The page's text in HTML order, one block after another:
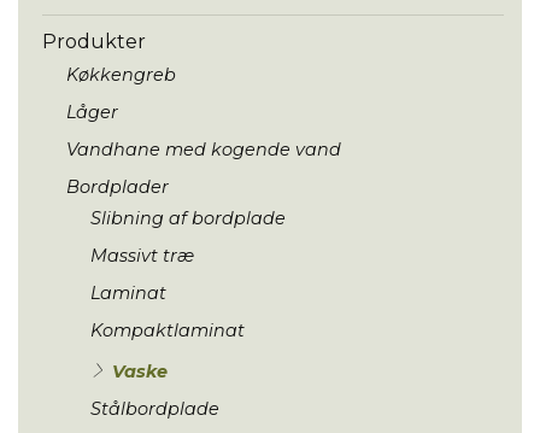
Produkter
Køkkengreb
Låger
Vandhane med kogende vand
Bordplader
Slibning af bordplade
Massivt træ
Laminat
Kompaktlaminat
Vaske
Stålbordplade